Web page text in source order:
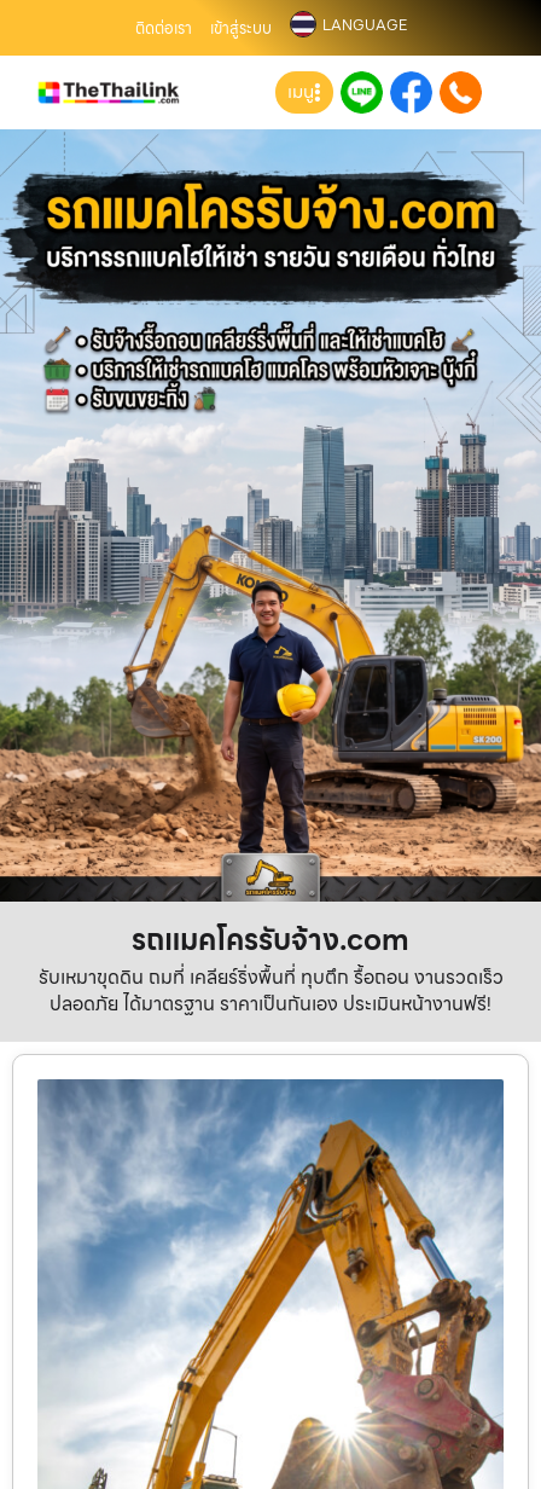
ติดต่อเรา เข้าสู่ระบบ LANGUAGE
เมนู
รถแมคโครรับจ้าง.com
รับเหมาขุดดิน ถมที่ เคลียร์ริ่งพื้นที่ ทุบตึก รื้อถอน งานรวดเร็ว
ปลอดภัย ได้มาตรฐาน ราคาเป็นกันเอง ประเมินหน้างานฟรี!